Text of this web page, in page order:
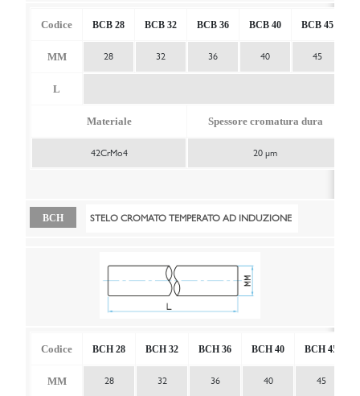
Codice BCB 28 BCB 32 BCB 36 BCB 40 BCB 45
MM 28 32 36 40 45
L
Materiale Spessore cromatura dura
42CrMo4 20 μm
BCH STELO CROMATO TEMPERATO AD INDUZIONE
Codice BCH 28 BCH 32 BCH 36 BCH 40 BCH 45
MM 28 32 36 40 45